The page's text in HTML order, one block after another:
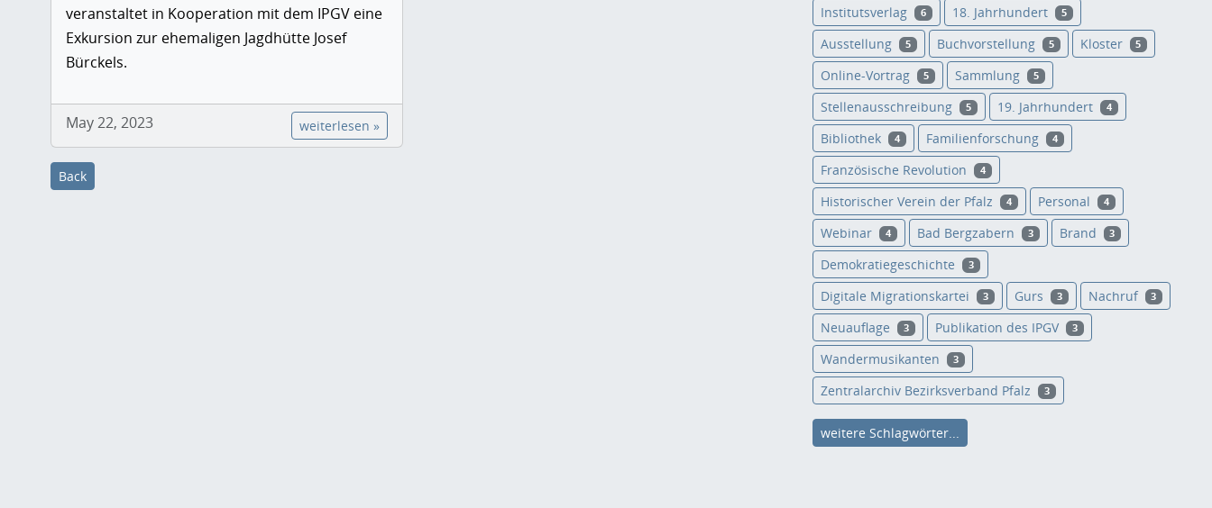
veranstaltet in Kooperation mit dem IPGV eine
Exkursion zur ehemaligen Jagdhütte Josef
Bürckels.
May 22, 2023 weiterlesen »
Back
Institutsverlag 6 18. Jahrhundert 5
Ausstellung 5 Buchvorstellung 5 Kloster 5
Online-Vortrag 5 Sammlung 5
Stellenausschreibung 5 19. Jahrhundert 4
Bibliothek 4 Familienforschung 4
Französische Revolution 4
Historischer Verein der Pfalz 4 Personal 4
Webinar 4 Bad Bergzabern 3 Brand 3
Demokratiegeschichte 3
Digitale Migrationskartei 3 Gurs 3 Nachruf 3
Neuauflage 3 Publikation des IPGV 3
Wandermusikanten 3
Zentralarchiv Bezirksverband Pfalz 3
weitere Schlagwörter...